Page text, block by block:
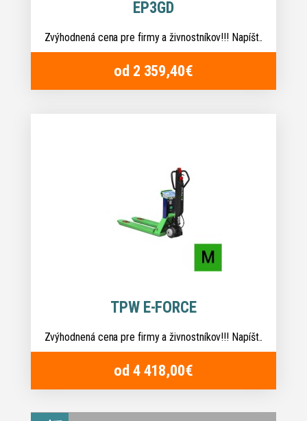
EP3GD
Zvýhodnená cena pre firmy a živnostníkov!!! Napíšt..
od 2 359,40€
TPW E-FORCE
Zvýhodnená cena pre firmy a živnostníkov!!! Napíšt..
od 4 418,00€